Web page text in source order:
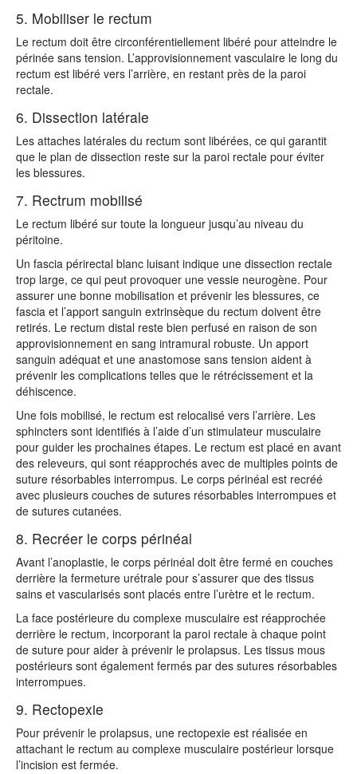
5. Mobiliser le rectum
Le rectum doit être circonférentiellement libéré pour atteindre le
périnée sans tension. L’approvisionnement vasculaire le long du
rectum est libéré vers l’arrière, en restant près de la paroi
rectale.
6. Dissection latérale
Les attaches latérales du rectum sont libérées, ce qui garantit
que le plan de dissection reste sur la paroi rectale pour éviter
les blessures.
7. Rectrum mobilisé
Le rectum libéré sur toute la longueur jusqu’au niveau du
péritoine.
Un fascia périrectal blanc luisant indique une dissection rectale
trop large, ce qui peut provoquer une vessie neurogène. Pour
assurer une bonne mobilisation et prévenir les blessures, ce
fascia et l’apport sanguin extrinsèque du rectum doivent être
retirés. Le rectum distal reste bien perfusé en raison de son
approvisionnement en sang intramural robuste. Un apport
sanguin adéquat et une anastomose sans tension aident à
prévenir les complications telles que le rétrécissement et la
déhiscence.
Une fois mobilisé, le rectum est relocalisé vers l’arrière. Les
sphincters sont identifiés à l’aide d’un stimulateur musculaire
pour guider les prochaines étapes. Le rectum est placé en avant
des releveurs, qui sont réapprochés avec de multiples points de
suture résorbables interrompus. Le corps périnéal est recréé
avec plusieurs couches de sutures résorbables interrompues et
de sutures cutanées.
8. Recréer le corps périnéal
Avant l’anoplastie, le corps périnéal doit être fermé en couches
derrière la fermeture urétrale pour s’assurer que des tissus
sains et vascularisés sont placés entre l’urètre et le rectum.
La face postérieure du complexe musculaire est réapprochée
derrière le rectum, incorporant la paroi rectale à chaque point
de suture pour aider à prévenir le prolapsus. Les tissus mous
postérieurs sont également fermés par des sutures résorbables
interrompues.
9. Rectopexie
Pour prévenir le prolapsus, une rectopexie est réalisée en
attachant le rectum au complexe musculaire postérieur lorsque
l’incision est fermée.